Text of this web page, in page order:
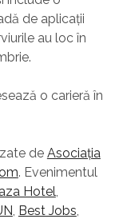
de aplicații
au loc în
o carieră în
de Asociația
. Evenimentul
Hotel,
, Best Jobs,